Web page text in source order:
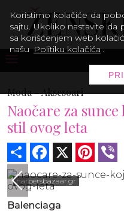
Moda -Aksesoari
Naočare za
stil ovog leta
Share Facebook
harpersbazaar.gr
Balenciaga
Koristimo kolačiće da
sajtu. Ukoliko nastavite da
sa korišćenjem web
našu Politiku kolačića .